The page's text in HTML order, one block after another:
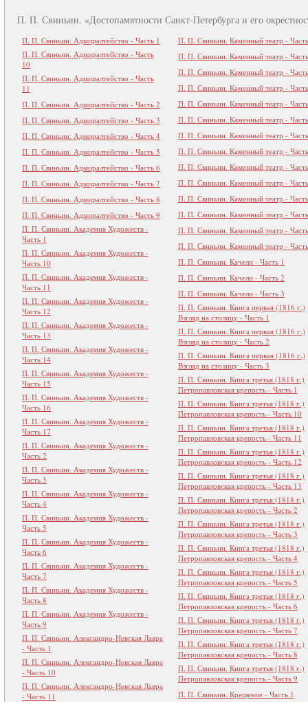
П. П. Свиньин. «Достопамятности Санкт-Петербурга и его
П. П. Свиньин. Адмиралтейство - Часть 1
П. П. Свиньин. Адмиралтейство - Часть
10
П. П. Свиньин. Адмиралтейство - Часть
11
П. П. Свиньин. Адмиралтейство - Часть 2
П. П. Свиньин. Адмиралтейство - Часть 3
П. П. Свиньин. Адмиралтейство - Часть 4
П. П. Свиньин. Адмиралтейство - Часть 5
П. П. Свиньин. Адмиралтейство - Часть 6
П. П. Свиньин. Адмиралтейство - Часть 7
П. П. Свиньин. Адмиралтейство - Часть 8
П. П. Свиньин. Адмиралтейство - Часть 9
П. П. Свиньин. Академия Художеств -
Часть 1
П. П. Свиньин. Академия Художеств -
Часть 10
П. П. Свиньин. Академия Художеств -
Часть 11
П. П. Свиньин. Академия Художеств -
Часть 12
П. П. Свиньин. Академия Художеств -
Часть 13
П. П. Свиньин. Академия Художеств -
Часть 14
П. П. Свиньин. Академия Художеств -
Часть 15
П. П. Свиньин. Академия Художеств -
Часть 16
П. П. Свиньин. Академия Художеств -
Часть 17
П. П. Свиньин. Академия Художеств -
Часть 2
П. П. Свиньин. Академия Художеств -
Часть 3
П. П. Свиньин. Академия Художеств -
Часть 4
П. П. Свиньин. Академия Художеств -
Часть 5
П. П. Свиньин. Академия Художеств -
Часть 6
П. П. Свиньин. Академия Художеств -
Часть 7
П. П. Свиньин. Академия Художеств -
Часть 8
П. П. Свиньин. Академия Художеств -
Часть 9
П. П. Свиньин. Александро-Невская Лавра
- Часть 1
П. П. Свиньин. Александро-Невская Лавра
- Часть 10
П. П. Свиньин. Александро-Невская Лавра
- Часть 11
П. П. Свиньин. Каменный театр -
П. П. Свиньин. Каменный театр -
П. П. Свиньин. Каменный театр -
П. П. Свиньин. Каменный театр -
П. П. Свиньин. Каменный театр -
П. П. Свиньин. Каменный театр -
П. П. Свиньин. Каменный театр -
П. П. Свиньин. Каменный театр -
П. П. Свиньин. Каменный театр -
П. П. Свиньин. Каменный театр -
П. П. Свиньин. Каменный театр -
П. П. Свиньин. Каменный театр -
П. П. Свиньин. Каменный театр -
П. П. Свиньин. Каменный театр -
П. П. Свиньин. Качели - Часть 1
П. П. Свиньин. Качели - Часть 2
П. П. Свиньин. Качели - Часть 3
П. П. Свиньин. Книга первая (1816 г.)
Взгляд на столицу - Часть 1
П. П. Свиньин. Книга первая (1816 г.)
Взгляд на столицу - Часть 2
П. П. Свиньин. Книга первая (1816 г.)
Взгляд на столицу - Часть 3
П. П. Свиньин. Книга третья (1818 г.)
Петропавловская крепость - Часть 1
П. П. Свиньин. Книга третья (1818 г.)
Петропавловская крепость - Часть 10
П. П. Свиньин. Книга третья (1818 г.)
Петропавловская крепость - Часть 11
П. П. Свиньин. Книга третья (1818 г.)
Петропавловская крепость - Часть 12
П. П. Свиньин. Книга третья (1818 г.)
Петропавловская крепость - Часть 13
П. П. Свиньин. Книга третья (1818 г.)
Петропавловская крепость - Часть 2
П. П. Свиньин. Книга третья (1818 г.)
Петропавловская крепость - Часть 3
П. П. Свиньин. Книга третья (1818 г.)
Петропавловская крепость - Часть 4
П. П. Свиньин. Книга третья (1818 г.)
Петропавловская крепость - Часть 5
П. П. Свиньин. Книга третья (1818 г.)
Петропавловская крепость - Часть 6
П. П. Свиньин. Книга третья (1818 г.)
Петропавловская крепость - Часть 7
П. П. Свиньин. Книга третья (1818 г.)
Петропавловская крепость - Часть 8
П. П. Свиньин. Книга третья (1818 г.)
Петропавловская крепость - Часть 9
П. П. Свиньин. Крещение - Часть 1